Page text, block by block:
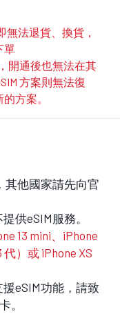
無法退貨、換貨，
單
開通後也無法在其
方案則無法復
方案。
其他國家請先向官
提供eSIM服務。
13 mini、iPhone
代）或 iPhone XS
eSIM功能，請致
。